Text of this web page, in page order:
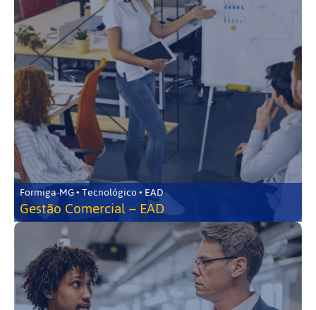
Formiga-MG • Tecnológico • EAD
Gestão Comercial – EAD